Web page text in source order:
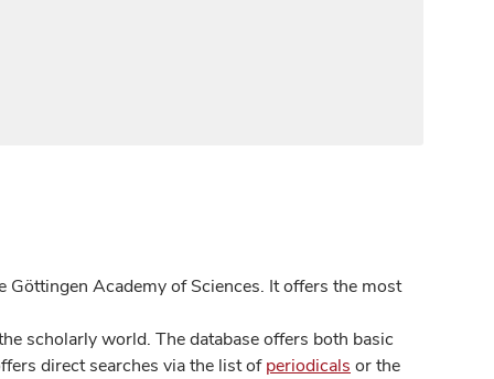
Academy of Sciences. It offers the most
scholarly world. The database offers both basic
direct searches via the list ofperiodicals or the